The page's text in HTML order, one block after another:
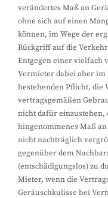
verändertes Maß an
ohne sich auf einen
können, im Wege der
Rückgriff auf die
Entgegen einer vielfach
Vermieter dabei aber im
bestehenden Pflicht, die
vertragsgemäßen
nicht dafür einzustehen,
hingenommenes Maß
nicht nachträglich
gegenüber dem
(entschädigungslos) zu
Mieter, wenn die
Geräuschkulisse bei